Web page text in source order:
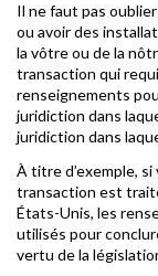
Il ne faut pas
ou avoir des
la vôtre ou de la
transaction qui
renseignements
juridiction dans
juridiction dans
À titre d’exemple,
transaction est
États-Unis, les
utilisés pour
vertu de la